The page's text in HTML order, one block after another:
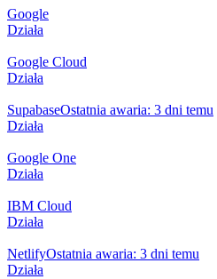
Google
Działa
Google Cloud
Działa
SupabaseOstatnia awaria: 3 dni temu
Działa
Google One
Działa
IBM Cloud
Działa
NetlifyOstatnia awaria: 3 dni temu
Działa